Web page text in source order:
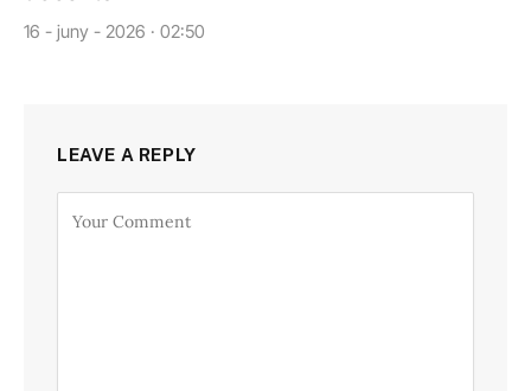
16 - juny - 2026 · 02:50
LEAVE A REPLY